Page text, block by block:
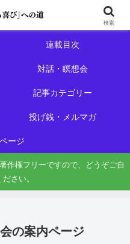
初めての方へ
連載目次
対話・瞑想会
記事カテゴリー
投げ銭・メルマガ
ージ
作権フリーですので、どうぞご自
さい。
の案内ページ
検索